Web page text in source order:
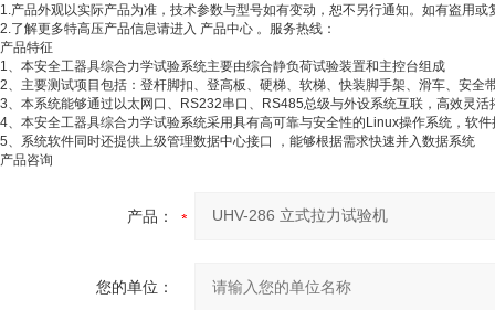
1.产品外观以实际产品为准，技术参数与型号如有变动，恕不另行通知。如有盗用或
2.了解更多特高压产品信息请进入 产品中心 。服务热线：
产品特征
1、本安全工器具综合力学试验系统主要由综合静负荷试验装置和主控台组成
2、主要测试项目包括：登杆脚扣、登高板、硬梯、软梯、快装脚手架、滑车、安全
3、本系统能够通过以太网口、RS232串口、RS485总级与外设系统互联，高效灵活
4、本安全工器具综合力学试验系统采用具有高可靠与安全性的Linux操作系统，软
5、系统软件同时还提供上级管理数据中心接口 ，能够根据需求快速并入数据系统